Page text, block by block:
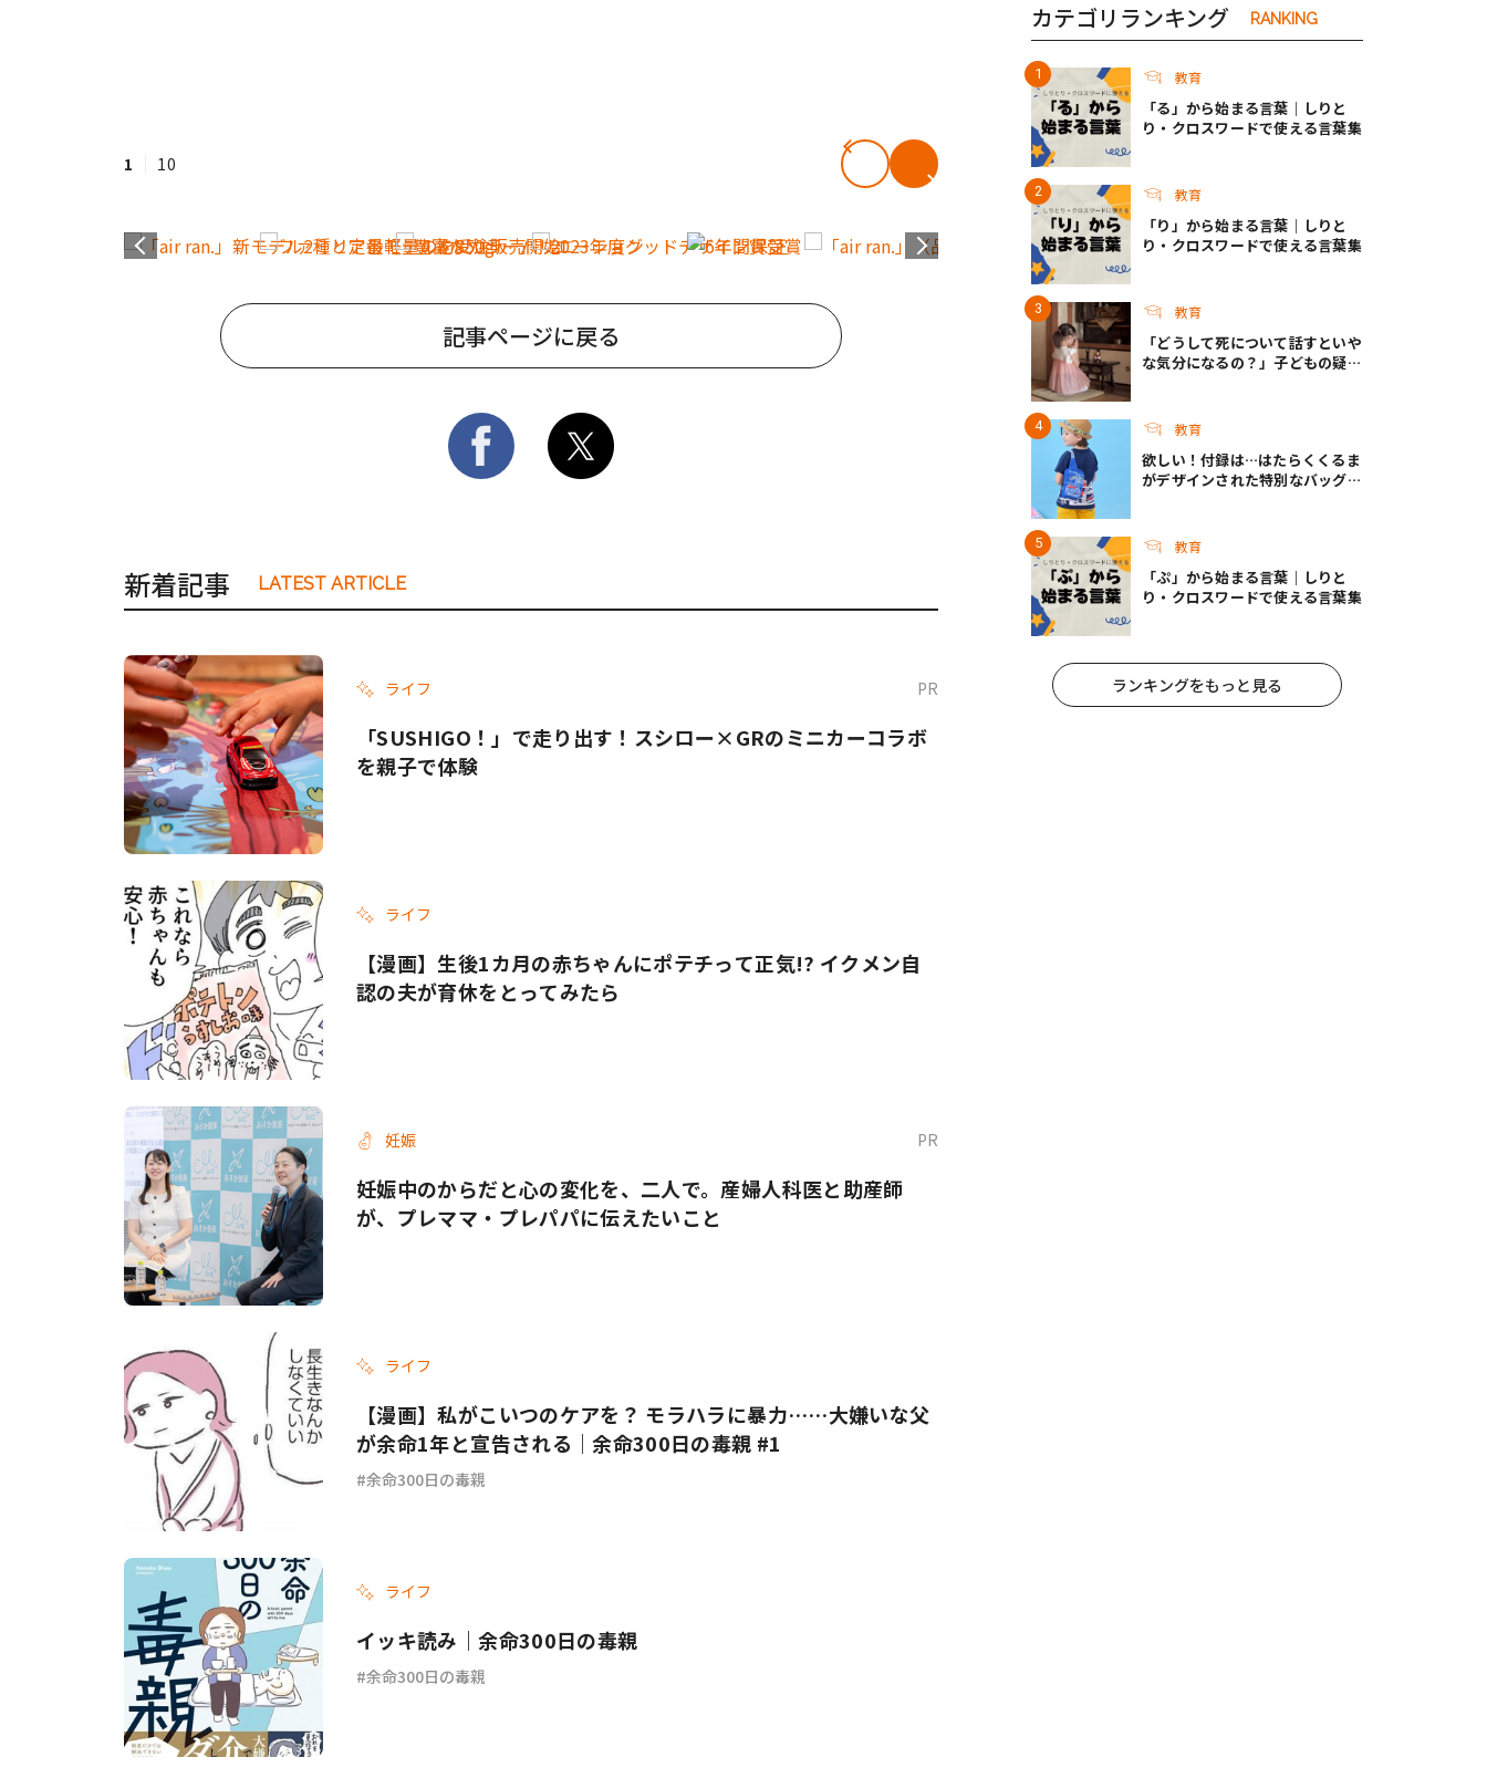
1 10
記事ページに戻る
新着記事 LATEST ARTICLE
ライフ PR
「SUSHIGO！」で走り出す！スシロー×GRのミニカーコラボ
を親子で体験
ライフ
【漫画】生後1カ月の赤ちゃんにポテチって正気!? イクメン自
認の夫が育休をとってみたら
妊娠 PR
妊娠中のからだと心の変化を、二人で。産婦人科医と助産師
が、プレママ・プレパパに伝えたいこと
ライフ
【漫画】私がこいつのケアを？ モラハラに暴力……大嫌いな父
が余命1年と宣告される｜余命300日の毒親 #1
余命300日の毒親
ライフ
イッキ読み｜余命300日の毒親
余命300日の毒親
カテゴリランキング RANKING
教育
「る」から始まる言葉｜しりと
り・クロスワードで使える言葉集
教育
「り」から始まる言葉｜しりと
り・クロスワードで使える言葉集
教育
「どうして死について話すといや
な気分になるの？」子どもの疑問
教育
欲しい！付録は…はたらくくるま
がデザインされた特別なバッグ！
教育
「ぷ」から始まる言葉｜しりと
り・クロスワードで使える言葉集
ランキングをもっと見る